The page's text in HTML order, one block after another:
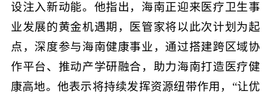
设注入新动能。他指出，海南正迎来医疗卫生事
业发展的黄金机遇期，医管家将以此次计划为起
点，深度参与海南健康事业，通过搭建跨区域协
作平台、推动产学研融合，助力海南打造医疗健
康高地。他表示将持续发挥资源纽带作用，“让优